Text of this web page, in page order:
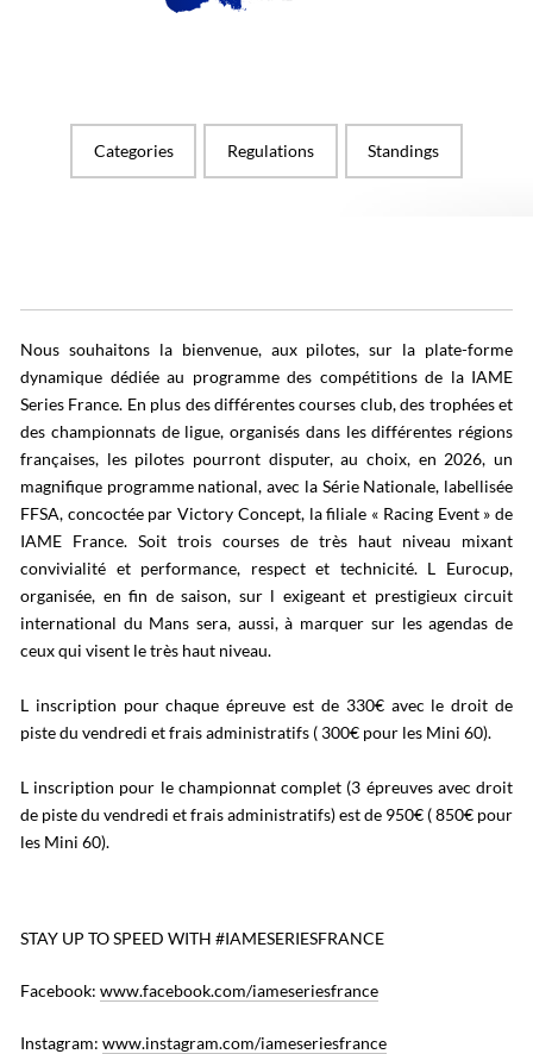
Categories Regulations Standings
Nous souhaitons la bienvenue, aux pilotes, sur la plate-forme
dynamique dédiée au programme des compétitions de la IAME
Series France. En plus des différentes courses club, des trophées et
des championnats de ligue, organisés dans les différentes régions
françaises, les pilotes pourront disputer, au choix, en 2026, un
magnifique programme national, avec la Série Nationale, labellisée
FFSA, concoctée par Victory Concept, la filiale « Racing Event » de
IAME France. Soit trois courses de très haut niveau mixant
convivialité et performance, respect et technicité. L Eurocup,
organisée, en fin de saison, sur l exigeant et prestigieux circuit
international du Mans sera, aussi, à marquer sur les agendas de
ceux qui visent le très haut niveau.
L inscription pour chaque épreuve est de 330€ avec le droit de
piste du vendredi et frais administratifs ( 300€ pour les Mini 60).
L inscription pour le championnat complet (3 épreuves avec droit
de piste du vendredi et frais administratifs) est de 950€ ( 850€ pour
les Mini 60).
STAY UP TO SPEED WITH #IAMESERIESFRANCE
Facebook: www.facebook.com/iameseriesfrance
Instagram: www.instagram.com/iameseriesfrance